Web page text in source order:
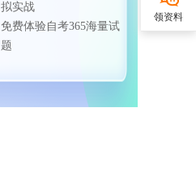
拟实战
免费体验自考365海量试
题
领资料